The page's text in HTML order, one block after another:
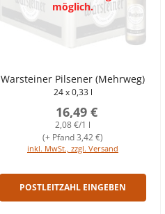
möglich.
Warsteiner Pilsener (Mehrweg)
24 x 0,33 l
16,49 €
2,08 €/1 l
inkl. MwSt., zzgl. Versand
(+ Pfand 3,42 €)
POSTLEITZAHL EINGEBEN